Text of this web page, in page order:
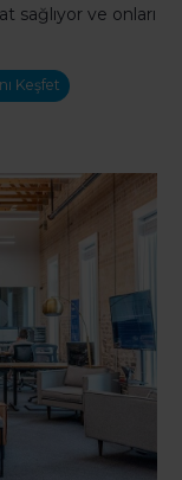
sağlıyor ve onları
Keşfet